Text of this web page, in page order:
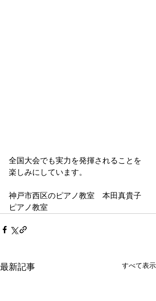
全国大会でも実力を発揮されることを
楽しみにしています。
神戸市西区のピアノ教室　本田真貴子
ピアノ教室
最新記事 すべて表示